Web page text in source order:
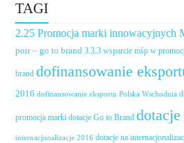
TAGI
2.25 Promocja marki innowacyjnych
poir – go to brand 3.3.3 wsparcie mśp w
brand dofinansowanie
2016 dofinansowanie eksportu Polska Wschodnia
promocja marki dotacje Go to Brand
internacjonalizacje 2016 dotacje na